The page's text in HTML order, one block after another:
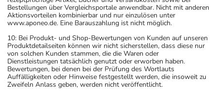
Bestellungen über Vergleichsportale anwendbar. Nicht mit anderen
Aktionsvorteilen kombinierbar und nur einzulösen unter
www.aponeo.de. Eine Barauszahlung ist nicht möglich.
10: Bei Produkt- und Shop-Bewertungen von Kunden auf unseren
Produktdetailseiten können wir nicht sicherstellen, dass diese nur
von solchen Kunden stammen, die die Waren oder
Dienstleistungen tatsächlich genutzt oder erworben haben.
Bewertungen, bei denen bei der Prüfung des Wortlauts
Auffälligkeiten oder Hinweise festgestellt werden, die insoweit zu
Zweifeln Anlass geben, werden nicht veröffentlicht.